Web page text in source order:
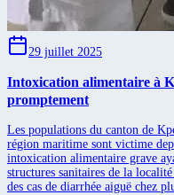
29 juillet 2025
Intoxication alimentaire à
promptement
Les populations du canton de
région maritime sont victime
intoxication alimentaire grave
structures sanitaires de la
des cas de diarrhée aiguë chez